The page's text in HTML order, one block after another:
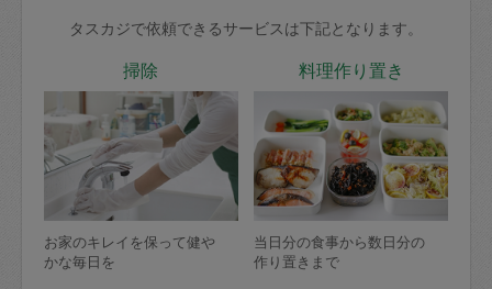
タスカジで依頼できるサービスは下記となります。
掃除
お家のキレイを保って健や
かな毎日を
料理作り置き
当日分の食事から数日分の
作り置きまで